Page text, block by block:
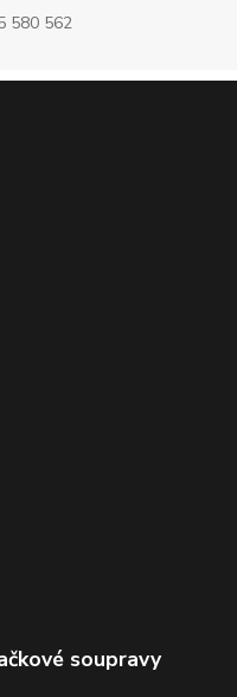
580 562
soupravy